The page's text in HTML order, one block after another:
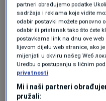
Vjeruju u
U anketi koju su na
kolege N1 televizije,
optimizam pred duel
partneri obrađujemo podatke
sadržaja i reklama koje vidite
odabir postavki možete ponovno
odabir ili pristanak tako što ćete
postavkama link na dnu ove
lijevom dijelu web stranice, ako
mijenjati u okviru našeg Wеб
Uredbu o postupanju s ličnim
privatnosti
Mi i naši partneri
pružali: